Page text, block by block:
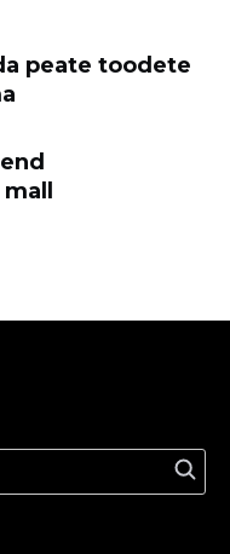
peate toodete